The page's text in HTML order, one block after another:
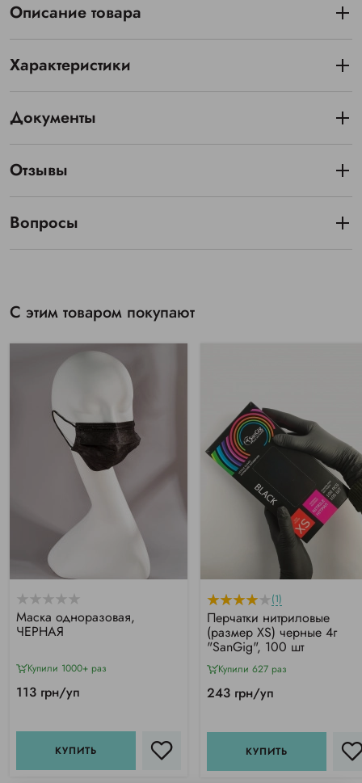
Описание товара
Характеристики
Документы
Отзывы
Вопросы
С этим товаром покупают
Маска одноразовая,
ЧЕРНАЯ
Купили 1000+ раз
113 грн/уп
КУПИТЬ
(1)
Перчатки нитриловые
(размер XS) черные 4г
"SanGig", 100 шт
Купили 627 раз
243 грн/уп
КУПИТЬ